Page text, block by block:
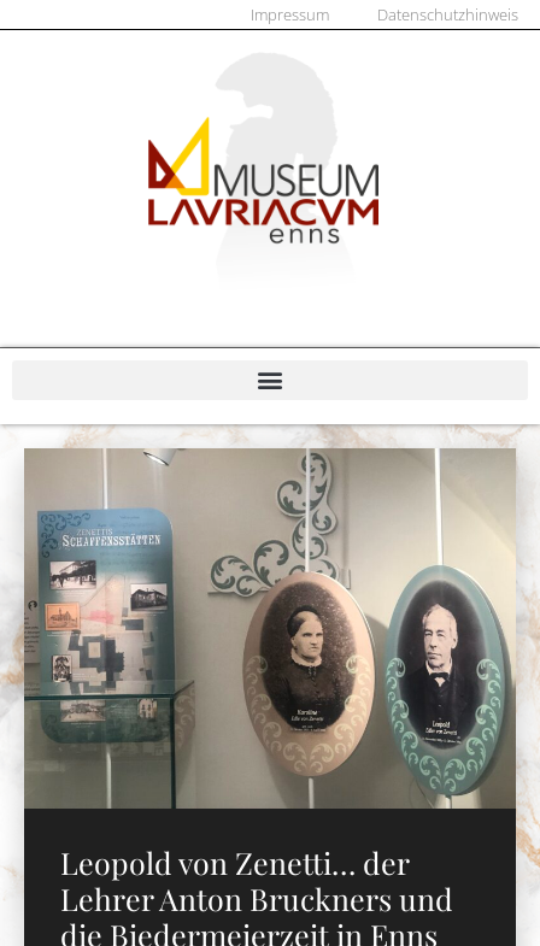
Impressum Datenschutzhinweis
Leopold von Zenetti… der
Lehrer Anton Bruckners und
die Biedermeierzeit in Enns